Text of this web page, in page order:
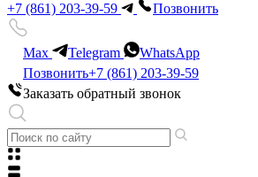
+7 (861) 203-39-59
Позвонить
Max Telegram
WhatsApp
Позвонить+7 (861) 203-39-59
Заказать обратный звонок